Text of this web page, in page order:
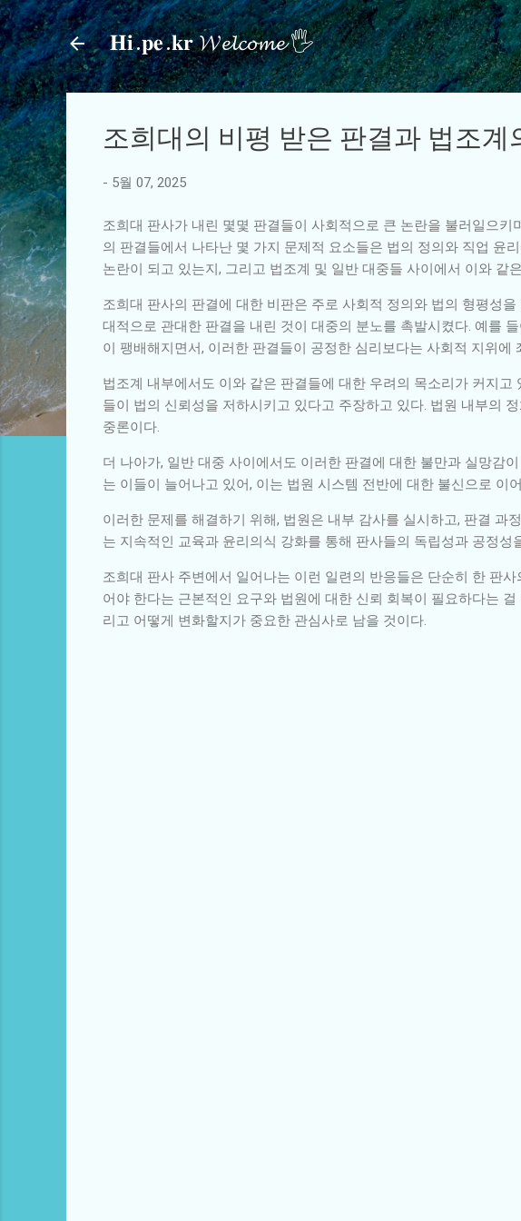
𝐇𝐢.𝐩𝐞.𝐤𝐫 𝓦𝓮𝓵𝓬𝓸𝓶𝓮 🖐
조희대의 비평 받은 판결과 법조계
- 5월 07, 2025
조희대 판사가 내린 몇몇 판결들이 사회적으로 큰 논란을 불러일으
의 판결들에서 나타난 몇 가지 문제적 요소들은 법의 정의와 직업 윤
논란이 되고 있는지, 그리고 법조계 및 일반 대중들 사이에서 이와 같
조희대 판사의 판결에 대한 비판은 주로 사회적 정의와 법의 형평성
대적으로 관대한 판결을 내린 것이 대중의 분노를 촉발시켰다. 예를
이 팽배해지면서, 이러한 판결들이 공정한 심리보다는 사회적 지위에
법조계 내부에서도 이와 같은 판결들에 대한 우려의 목소리가 커지
들이 법의 신뢰성을 저하시키고 있다고 주장하고 있다. 법원 내부의
중론이다.
더 나아가, 일반 대중 사이에서도 이러한 판결에 대한 불만과 실망감
는 이들이 늘어나고 있어, 이는 법원 시스템 전반에 대한 불신으로 이
이러한 문제를 해결하기 위해, 법원은 내부 감사를 실시하고, 판결
는 지속적인 교육과 윤리의식 강화를 통해 판사들의 독립성과 공정성
조희대 판사 주변에서 일어나는 이런 일련의 반응들은 단순히 한 판
어야 한다는 근본적인 요구와 법원에 대한 신뢰 회복이 필요하다는
리고 어떻게 변화할지가 중요한 관심사로 남을 것이다.